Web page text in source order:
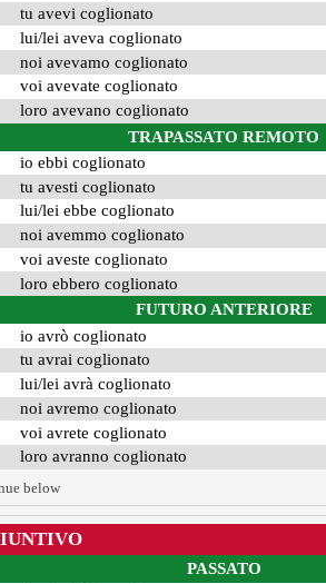
tu avevi coglionato
lui/lei aveva coglionato
noi avevamo coglionato
voi avevate coglionato
loro avevano coglionato
TRAPASSATO REMOTO
io ebbi coglionato
tu avesti coglionato
lui/lei ebbe coglionato
noi avemmo coglionato
voi aveste coglionato
loro ebbero coglionato
FUTURO ANTERIORE
io avrò coglionato
tu avrai coglionato
lui/lei avrà coglionato
noi avremo coglionato
voi avrete coglionato
loro avranno coglionato
below
PASSATO